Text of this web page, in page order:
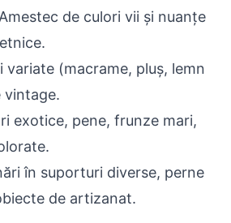
Amestec de culori vii și nuanțe
variate (macrame, pluș, lemn
vintage.
exotice, pene, frunze mari,
în suporturi diverse, perne
de artizanat.